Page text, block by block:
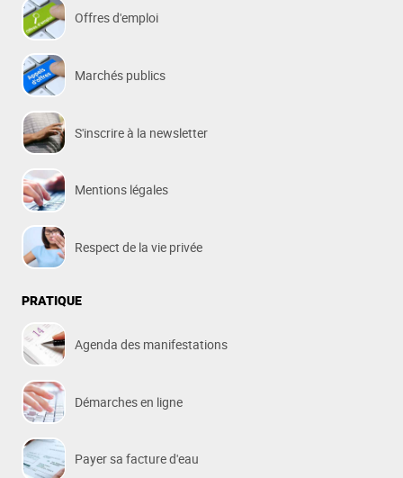
Offres d'emploi
Marchés publics
S'inscrire à la newsletter
Mentions légales
Respect de la vie privée
PRATIQUE
Agenda des manifestations
Démarches en ligne
Payer sa facture d'eau